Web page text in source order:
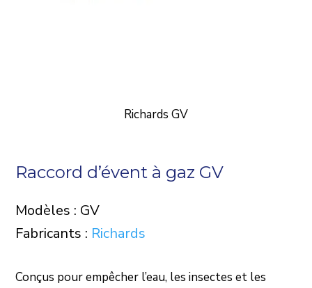
Richards GV
Raccord d’évent à gaz GV
Modèles : GV
Fabricants : Richards
Conçus pour empêcher l’eau, les insectes et les